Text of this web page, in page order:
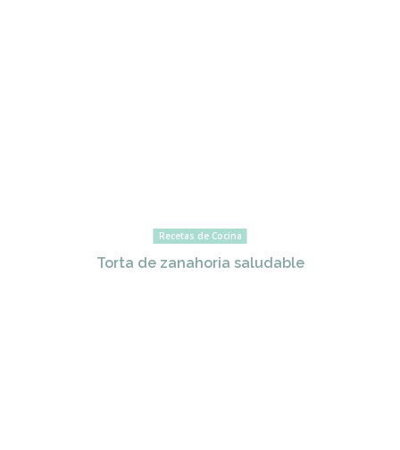
Recetas de Cocina
Torta de zanahoria saludable